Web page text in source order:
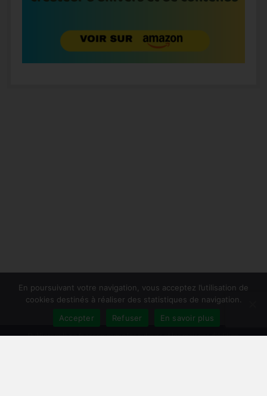
Publiersonlivre.fr accompagne les auteurs et les maisons d'édition
En poursuivant votre navigation, vous acceptez l’utilisation de
cookies destinés à réaliser des statistiques de navigation.
Accepter
Refuser En savoir plus